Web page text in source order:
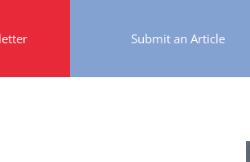
Submit an Article